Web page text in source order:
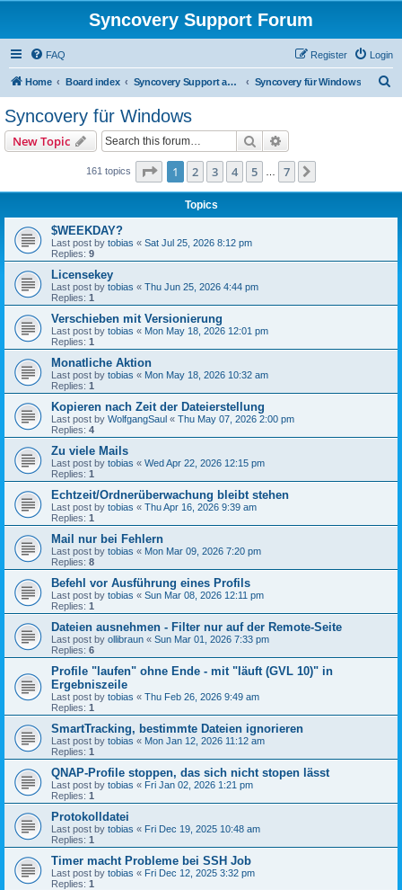
Syncovery Support Forum
FAQ Login
Register
Home Board index Syncovery Support auf Deutsch (German) Syncovery für Windows
Syncovery für Windows
New Topic Search
161 topics Page 1of 7
1 2 3 4 5 7
Topics
$WEEKDAY?
Last post by tobias « Sat Jul 25, 2026 8:12 pm
Replies: 9
Licensekey
Last post by tobias « Thu Jun 25, 2026 4:44 pm
Replies: 1
Verschieben mit Versionierung
Last post by tobias « Mon May 18, 2026 12:01 pm
Replies: 1
Monatliche Aktion
Last post by tobias « Mon May 18, 2026 10:32 am
Replies: 1
Kopieren nach Zeit der Dateierstellung
Last post by WolfgangSaul « Thu May 07, 2026 2:00 pm
Replies: 4
Zu viele Mails
Last post by tobias « Wed Apr 22, 2026 12:15 pm
Replies: 1
Echtzeit/Ordnerüberwachung bleibt stehen
Last post by tobias « Thu Apr 16, 2026 9:39 am
Replies: 1
Mail nur bei Fehlern
Last post by tobias « Mon Mar 09, 2026 7:20 pm
Replies: 8
Befehl vor Ausführung eines Profils
Last post by tobias « Sun Mar 08, 2026 12:11 pm
Replies: 1
Dateien ausnehmen - Filter nur auf der Remote-Seite
Last post by ollibraun « Sun Mar 01, 2026 7:33 pm
Replies: 6
Profile "laufen" ohne Ende - mit "läuft (GVL 10)" in
Ergebniszeile
Last post by tobias « Thu Feb 26, 2026 9:49 am
Replies: 1
SmartTracking, bestimmte Dateien ignorieren
Last post by tobias « Mon Jan 12, 2026 11:12 am
Replies: 1
QNAP-Profile stoppen, das sich nicht stopen lässt
Last post by tobias « Fri Jan 02, 2026 1:21 pm
Replies: 1
Protokolldatei
Last post by tobias « Fri Dec 19, 2025 10:48 am
Replies: 1
Timer macht Probleme bei SSH Job
Last post by tobias « Fri Dec 12, 2025 3:32 pm
Replies: 1